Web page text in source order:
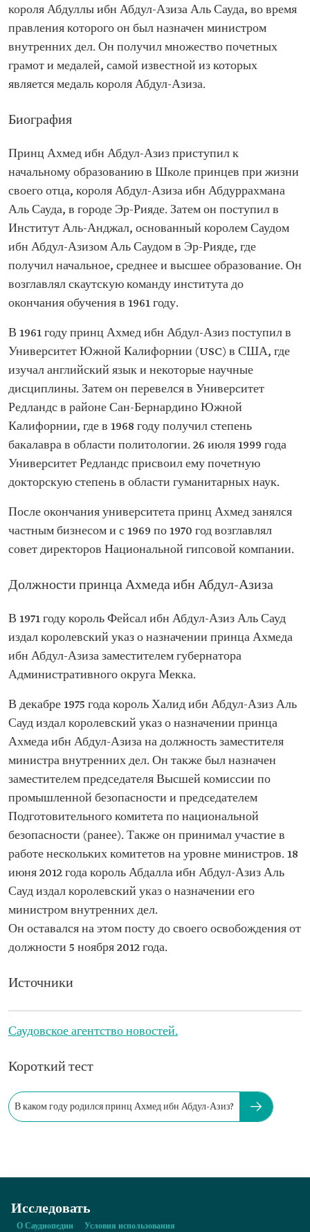
политических наук в Университете Редландса
Предыдущие
Заместитель губернатора Административного
округа Мекка
Заместитель министра внутренних дел
Министр внутренних дел
короля Абдуллы ибн Абдул-Азиза Аль Сауда, во время
правления которого он был назначен министром
внутренних дел. Он получил множество почетных
грамот и медалей, самой известной из которых
является медаль короля Абдул-Азиза.
Биография
Принц Ахмед ибн Абдул-Азиз приступил к
начальному образованию в Школе принцев при жизни
своего отца, короля Абдул-Азиза ибн Абдуррахмана
Аль Сауда, в городе Эр-Рияде. Затем он поступил в
Институт Аль-Анджал, основанный королем Саудом
ибн Абдул-Азизом Аль Саудом в Эр-Рияде, где
получил начальное, среднее и высшее образование. Он
возглавлял скаутскую команду института до
окончания обучения в 1961 году.
В 1961 году принц Ахмед ибн Абдул-Азиз поступил в
Университет Южной Калифорнии (USC) в США, где
изучал английский язык и некоторые научные
дисциплины. Затем он перевелся в Университет
Редландс в районе Сан-Бернардино Южной
Калифорнии, где в 1968 году получил степень
бакалавра в области политологии. 26 июля 1999 года
Университет Редландс присвоил ему почетную
докторскую степень в области гуманитарных наук.
После окончания университета принц Ахмед занялся
частным бизнесом и с 1969 по 1970 год возглавлял
совет директоров Национальной гипсовой компании.
Должности принца Ахмеда ибн Абдул-Азиза
В 1971 году король Фейсал ибн Абдул-Азиз Аль Сауд
издал королевский указ о назначении принца Ахмеда
ибн Абдул-Азиза заместителем губернатора
Административного округа Мекка.
В декабре 1975 года король Халид ибн Абдул-Азиз Аль
Сауд издал королевский указ о назначении принца
Ахмеда ибн Абдул-Азиза на должность заместителя
министра внутренних дел. Он также был назначен
заместителем председателя Высшей комиссии по
промышленной безопасности и председателем
Подготовительного комитета по национальной
безопасности (ранее). Также он принимал участие в
работе нескольких комитетов на уровне министров. 18
июня 2012 года король Абдалла ибн Абдул-Азиз Аль
Сауд издал королевский указ о назначении его
министром внутренних дел.
Он оставался на этом посту до своего освобождения от
должности 5 ноября 2012 года.
Источники
Саудовское агентство новостей.
Короткий тест
В каком году родился принц Ахмед ибн Абдул-Азиз?
Исследовать
О Саудиопедии Условия использования